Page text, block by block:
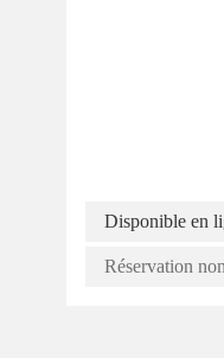
Disponible en
Réservation